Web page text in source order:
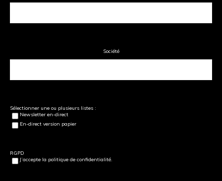
Société
Sélectionner une ou plusieurs listes :
Newsletter en-direct
En-direct version papier
RGPD
J’accepte la politique de confidentialité.